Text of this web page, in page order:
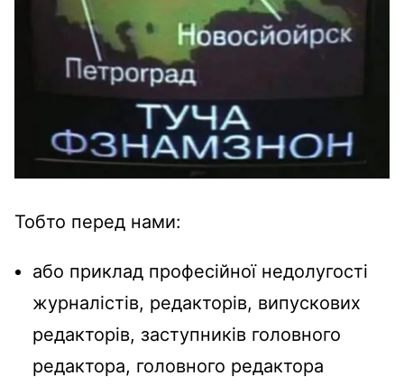
Тобто перед нами:
або приклад професійної недолугості
журналістів, редакторів, випускових
редакторів, заступників головного
редактора, головного редактора